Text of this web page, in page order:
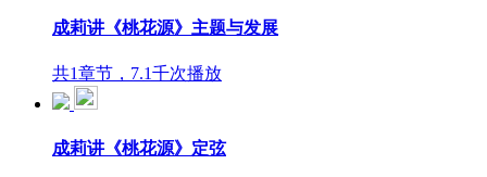
成莉讲《桃花源》主题与发展
共1章节，7.1千次播放
成莉讲《桃花源》定弦